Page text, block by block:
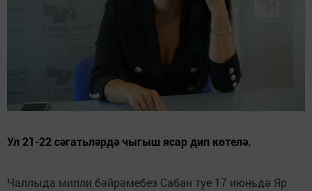
Ул 21-22 сәгатьләрдә чыгыш ясар дип көтелә.
Чаллыда милли бәйрәмебез Сабан туе 17 июньдә Яр